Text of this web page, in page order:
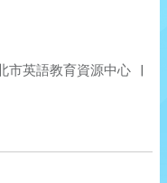
市英語教育資源中心 |